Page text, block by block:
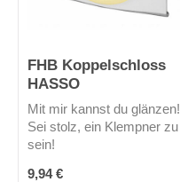
FHB Koppelschloss
HASSO
Mit mir kannst du glänzen!
Sei stolz, ein Klempner zu
sein!
Regulärer Preis:
9,94 €